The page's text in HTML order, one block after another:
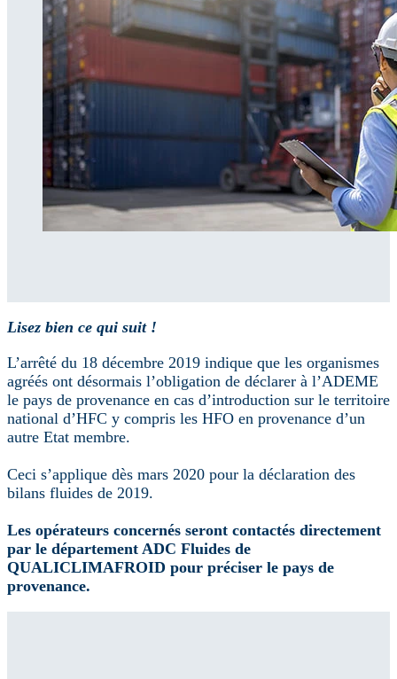
Lisez bien ce qui suit !
L’arrêté du 18 décembre 2019 indique que les organismes
agréés ont désormais l’obligation de déclarer à l’ADEME
le pays de provenance en cas d’introduction sur le territoire
national d’HFC y compris les HFO en provenance d’un
autre Etat membre.
Ceci s’applique dès mars 2020 pour la déclaration des
bilans fluides de 2019.
Les opérateurs concernés seront contactés directement
par le département ADC Fluides de
QUALICLIMAFROID pour préciser le pays de
provenance.